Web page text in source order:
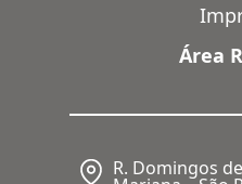
Área
R. Domingos